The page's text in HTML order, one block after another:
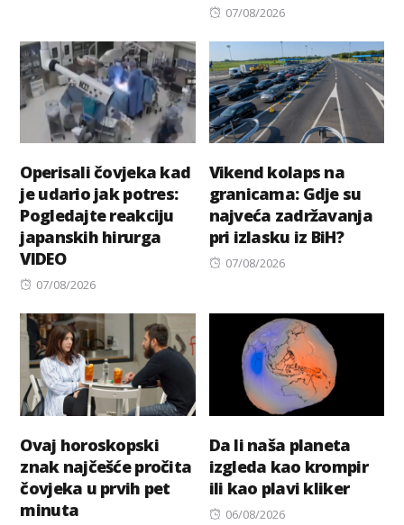
Posted
07/08/2026
Operisali čovjeka kad
je udario jak potres:
Pogledajte reakciju
japanskih hirurga
VIDEO
Posted
07/08/2026
Vikend kolaps na
granicama: Gdje su
najveća zadržavanja
pri izlasku iz BiH?
Posted
07/08/2026
Ovaj horoskopski
znak najčešće pročita
čovjeka u prvih pet
minuta
Da li naša planeta
izgleda kao krompir
ili kao plavi kliker
Posted
06/08/2026